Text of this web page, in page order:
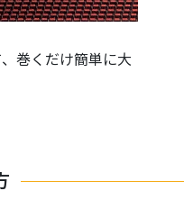
巻くだけ簡単に大